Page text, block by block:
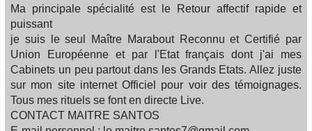
Ma principale spécialité est le Retour affectif rapide et
puissant
je suis le seul Maître Marabout Reconnu et Certifié par
Union Européenne et par l'Etat français dont j'ai mes
Cabinets un peu partout dans les Grands Etats. Allez juste
sur mon site internet Officiel pour voir des témoignages.
Tous mes rituels se font en directe Live.
CONTACT MAITRE SANTOS